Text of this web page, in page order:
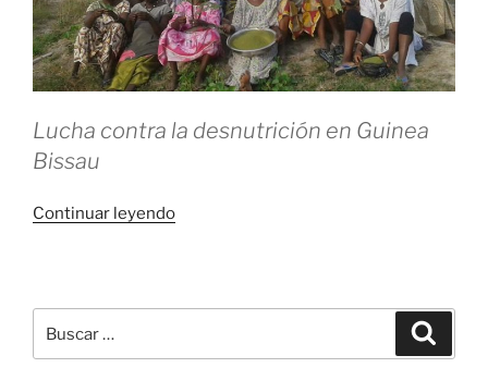
Lucha contra la desnutrición en Guinea
Bissau
Continuar leyendo«Revolución
por: